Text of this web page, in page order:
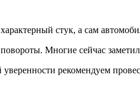
стук, а сам
Многие сейчас
рекомендуем